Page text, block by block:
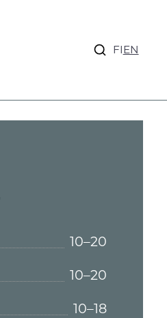
FIEN
10–20
10–20
10–18